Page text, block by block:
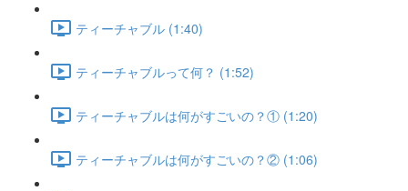
ティーチャブル (1:40)
ティーチャブルって何？ (1:52)
ティーチャブルは何がすごいの？① (1:20)
ティーチャブルは何がすごいの？② (1:06)